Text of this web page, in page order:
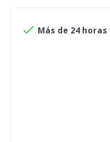
 Más de 24 horas